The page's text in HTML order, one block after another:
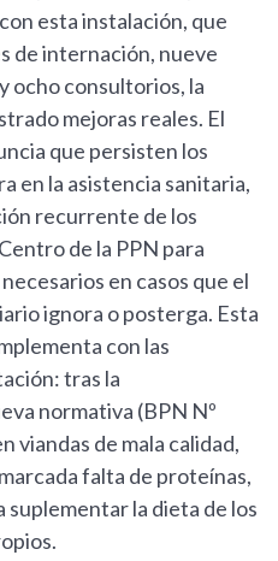
esta instalación, que
de internación, nueve
ocho consultorios, la
mejoras reales. El
que persisten los
en la asistencia sanitaria,
recurrente de los
de la PPN para
en casos que el
ignora o posterga. Esta
con las
tras la
normativa (BPN Nº
viandas de mala calidad,
falta de proteínas,
suplementar la dieta de los